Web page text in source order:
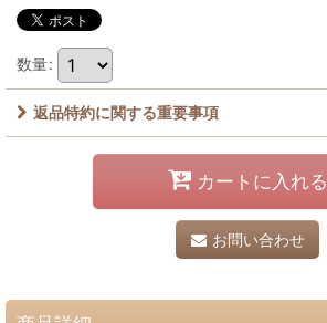
数量:
返品特約に関する重要事項
カートに入れる
お問い合わせ